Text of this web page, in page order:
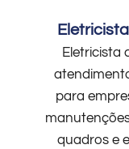
Eletricista
para
quadros e